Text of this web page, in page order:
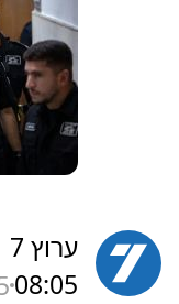
ערוץ 7
08:05